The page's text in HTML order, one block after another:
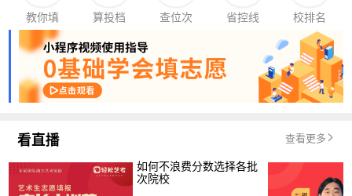
教你填 算投档 查位次 省控线 校排名
看直播 查看更多
如何不浪费分数选择各批
次院校